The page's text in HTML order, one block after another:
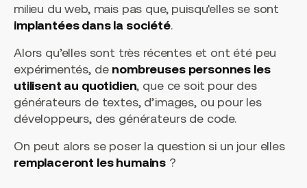
milieu du web, mais pas que, puisqu'elles se sont
implantées dans la société.
Alors qu’elles sont très récentes et ont été peu
expérimentés, de nombreuses personnes les
utilisent au quotidien, que ce soit pour des
générateurs de textes, d’images, ou pour les
développeurs, des générateurs de code.
On peut alors se poser la question si un jour elles
remplaceront les humains ?